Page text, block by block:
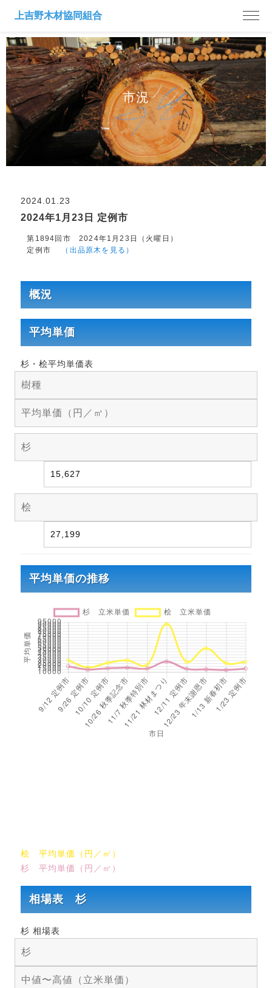
市況
2024.01.23
2024年1月23日 定例市
第1894回市 2024年1月23日（火曜日）
定例市
（出品原木を見る）
概況
平均単価
杉・桧平均単価表
樹種
平均単価（円／㎥）
杉
15,627
桧
27,199
平均単価の推移
桧 平均単価（円／㎥）
杉 平均単価（円／㎥）
相場表 杉
杉 相場表
杉
中値〜高値（立米単価）